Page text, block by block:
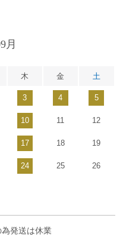
月
木 金 土
3 4 5
10 11 12
17 18 19
24 25 26
発送は休業